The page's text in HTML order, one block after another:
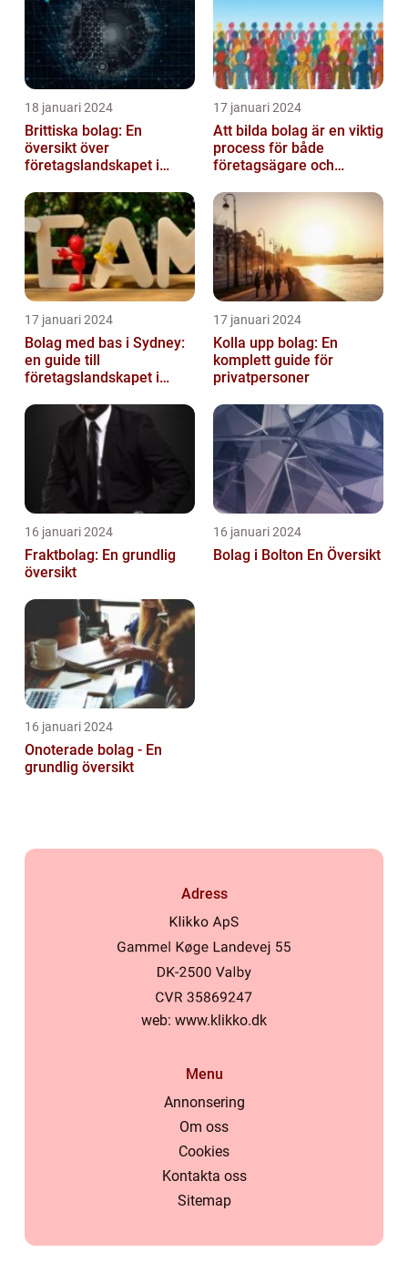
18 januari 2024
Brittiska bolag: En
översikt över
företagslandskapet i
17 januari 2024
Att bilda bolag är en viktig
process för både
företagsägare och
etablera en ...
17 januari 2024
Bolag med bas i Sydney:
en guide till
företagslandskapet i
stad
17 januari 2024
Kolla upp bolag: En
komplett guide för
privatpersoner
16 januari 2024
Fraktbolag: En grundlig
översikt
16 januari 2024
Bolag i Bolton En Översikt
16 januari 2024
Onoterade bolag - En
grundlig översikt
Adress
web: www.klikko.dk
Menu
Annonsering
Om oss
Cookies
Kontakta oss
Sitemap